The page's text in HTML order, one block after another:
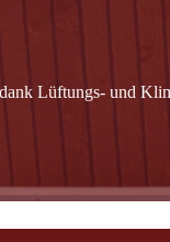
Lüftungs- und